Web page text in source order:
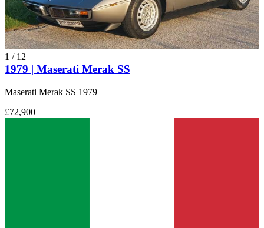
1 / 12
1979 | Maserati Merak SS
Maserati Merak SS 1979
£72,900